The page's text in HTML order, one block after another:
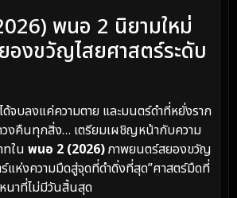
พนอ 2 นิยามใหม่
องขวัญไสยศาสตร์ระดับ
ด้จบลงแค่ความตาย และมนตร์ดำที่หยั่งราก
วงคืนทุกสิ่ง… เตรียมเผชิญหน้ากับความ
ใน พนอ 2 (2026)ภาพยนตร์สยองขวัญ
แห่งความมืดสู่จุดที่ดำดิ่งที่สุด”ศาสตร์มืดที่
นาที่ไม่มีวันสิ้นสุด